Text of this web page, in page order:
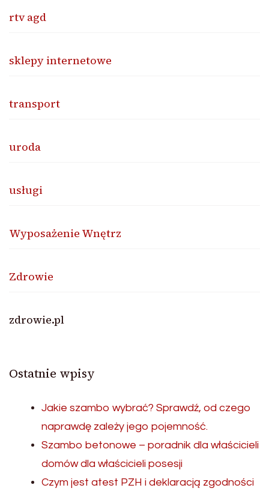
rtv agd
sklepy internetowe
transport
uroda
usługi
Wyposażenie Wnętrz
Zdrowie
zdrowie.pl
Ostatnie wpisy
Jakie szambo wybrać? Sprawdź, od czego
naprawdę zależy jego pojemność.
Szambo betonowe – poradnik dla właścicieli
domów dla właścicieli posesji
Czym jest atest PZH i deklaracją zgodności